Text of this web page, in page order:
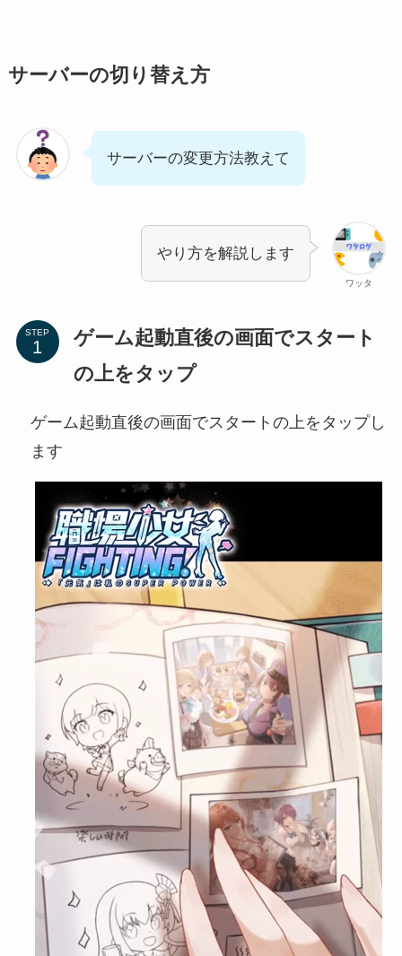
サーバーの切り替え方
サーバーの変更方法教えて
ワッタ
やり方を解説します
STEP
ゲーム起動直後の画面でスタート
の上をタップ
ゲーム起動直後の画面でスタートの上をタップし
ます